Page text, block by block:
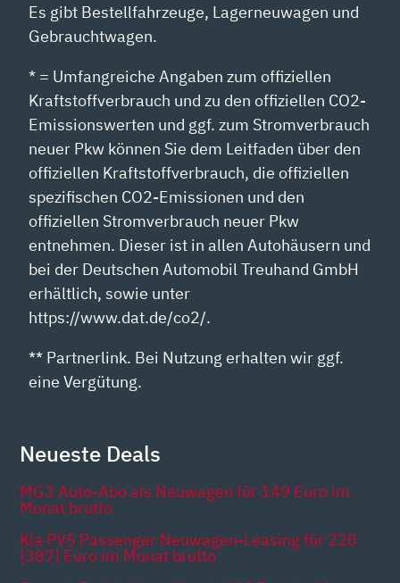
Es gibt Bestellfahrzeuge, Lagerneuwagen und
Gebrauchtwagen.
* = Umfangreiche Angaben zum offiziellen
Kraftstoffverbrauch und zu den offiziellen CO2-
Emissionswerten und ggf. zum Stromverbrauch
neuer Pkw können Sie dem Leitfaden über den
offiziellen Kraftstoffverbrauch, die offiziellen
spezifischen CO2-Emissionen und den
offiziellen Stromverbrauch neuer Pkw
entnehmen. Dieser ist in allen Autohäusern und
bei der Deutschen Automobil Treuhand GmbH
erhältlich, sowie unter
https://www.dat.de/co2/.
** Partnerlink. Bei Nutzung erhalten wir ggf.
eine Vergütung.
Neueste Deals
MG3 Auto-Abo als Neuwagen für 149 Euro im
Monat brutto
Kia PV5 Passenger Neuwagen-Leasing für 220
[387] Euro im Monat brutto